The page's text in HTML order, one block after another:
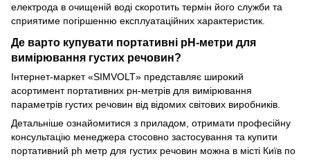
електрода в очищеній воді скоротить термін його служби та
сприятиме погіршенню експлуатаційних характеристик.
Де варто купувати портативні рН-метри для
вимірювання густих речовин?
Інтернет-маркет «SIMVOLT» представляє широкий
асортимент портативних рн-метрів для вимірювання
параметрів густих речовин від відомих світових виробників.
Детальніше ознайомитися з приладом, отримати професійну
консультацію менеджера стосовно застосування та купити
портативний ph метр для густих речовин можна в місті Київ по